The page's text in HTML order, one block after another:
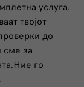
услуга.
твојот
до
сме за
го